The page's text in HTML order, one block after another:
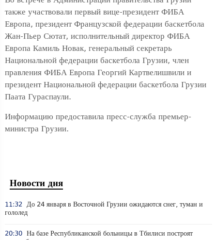
также участвовали первый вице-президент ФИБА
Европа, президент Французской федерации баскетбола
Жан-Пьер Сютат, исполнительный директор ФИБА
Европа Камиль Новак, генеральный секретарь
Национальной федерации баскетбола Грузии, член
правления ФИБА Европа Георгий Картвелишвили и
президент Национальной федерации баскетбола Грузии
Паата Гураспаули.
Информацию предоставила пресс-служба премьер-
министра Грузии.
Новости дня
11:32
До 24 января в Восточной Грузии ожидаются снег, туман и
гололед
20:30 На базе Республиканской больницы в Тбилиси построят